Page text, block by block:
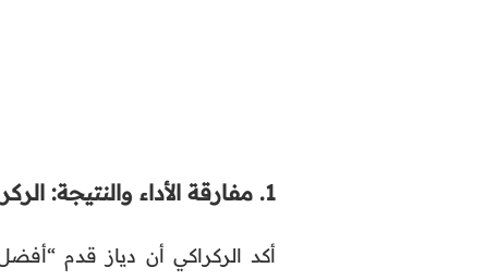
1. مفارقة الأداء والنتيجة: الركراكي يغير المعايير
أكد الركراكي أن دياز قدم